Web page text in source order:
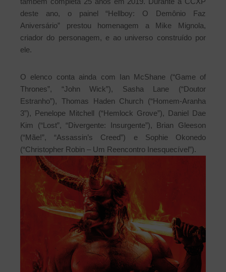
deste ano, o painel “Hellboy: O Demônio Faz
Aniversário” prestou homenagem a Mike Mignola,
criador do personagem, e ao universo construído por
ele.
O elenco conta ainda com Ian McShane (“Game of
Thrones”, “John Wick”), Sasha Lane (“Doutor
Estranho”), Thomas Haden Church (“Homem-Aranha
3”), Penelope Mitchell (“Hemlock Grove”), Daniel Dae
Kim (“Lost”, “Divergente: Insurgente”), Brian Gleeson
(“Mãe!”, “Assassin’s Creed”) e Sophie Okonedo
(“Christopher Robin – Um Reencontro Inesquecível”).